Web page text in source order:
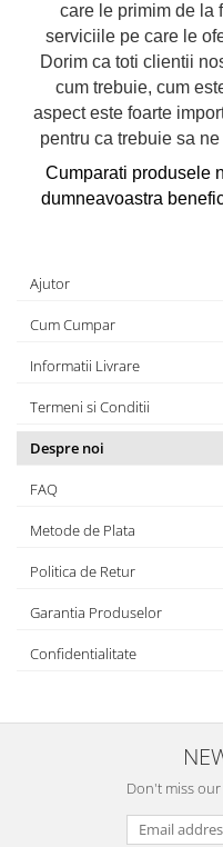
Jucarii si jocuri exterior
Mingi
Placi pentru inot
Kituri constructie si
Machete auto Diecast
Masini, trenuri, avioane
Trenulete Electrice
Unico Plus
Vehicule
Biciclete fara pedale
Role, patine cu rotile
Organizatoare
Perne
care le primim de la
serviciile pe care le
Dorim ca toti clientii
cum trebuie, cum
aspect este foarte
pentru ca trebuie sa
Cumparati produsele
dumneavoastra
Ajutor
Cum Cumpar
Informatii Livrare
Termeni si Conditii
Despre noi
FAQ
Metode de Plata
Politica de Retur
Garantia Produselor
Confidentialitate
Don't miss